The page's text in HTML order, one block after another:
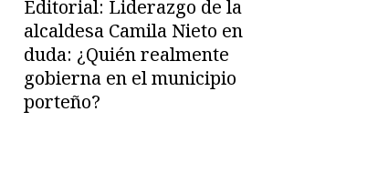
Editorial: Liderazgo de la
alcaldesa Camila Nieto en
duda: ¿Quién realmente
gobierna en el municipio
porteño?